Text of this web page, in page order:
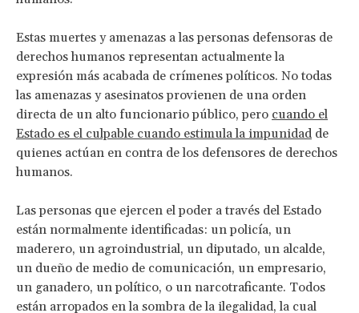
Estas muertes y amenazas a las personas defensoras de
derechos humanos representan actualmente la
expresión más acabada de crímenes políticos. No todas
las amenazas y asesinatos provienen de una orden
directa de un alto funcionario público, pero cuando el
Estado es el culpable cuando estimula la impunidad de
quienes actúan en contra de los defensores de derechos
humanos.
Las personas que ejercen el poder a través del Estado
están normalmente identificadas: un policía, un
maderero, un agroindustrial, un diputado, un alcalde,
un dueño de medio de comunicación, un empresario,
un ganadero, un político, o un narcotraficante. Todos
están arropados en la sombra de la ilegalidad, la cual